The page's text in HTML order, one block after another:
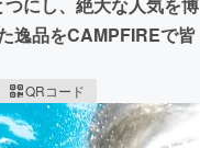
にし、絶大な人気を博
逸品をCAMPFIREで皆
QRコード